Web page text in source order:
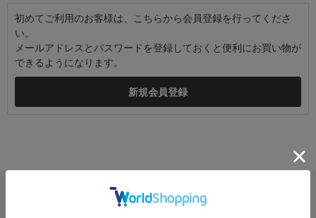
初めてご利用のお客様は、こちらから会員登録を行ってくださ
い。
メールアドレスとパスワードを登録しておくと便利にお買い物が
できるようになります。